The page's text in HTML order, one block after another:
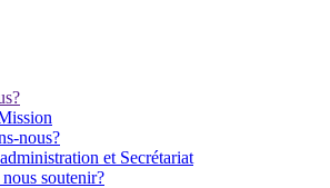
nous?
et Secrétariat
soutenir?